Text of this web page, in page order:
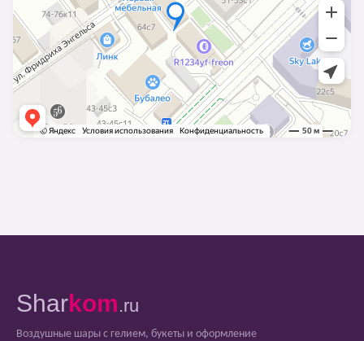
Sharkom.ru
Воздушные шары с гелием, букеты и оформление